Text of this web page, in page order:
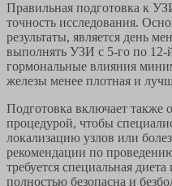
Правильная подготовка к
точность исследования.
результаты, является день
выполнять УЗИ с 5-го по 12-
гормональные влияния
железы менее плотная и
Подготовка включает также
процедурой, чтобы
локализацию узлов или
рекомендации по
требуется специальная
полностью безопасна и